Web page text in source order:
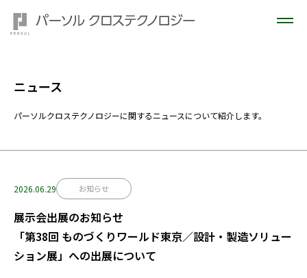
ニュース
パーソルクロステクノロジーに関するニュースについて紹介します。
2026.06.29 お知らせ
展示会出展のお知らせ
「第38回 ものづくりワールド東京／設計・製造ソリュー
ション展」への出展について